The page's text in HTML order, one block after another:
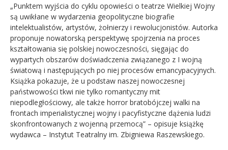
„Punktem wyjścia do cyklu opowieści o teatrze Wielkiej Wojny
są uwikłane w wydarzenia geopolityczne biografie
intelektualistów, artystów, żołnierzy i rewolucjonistów. Autorka
proponuje nowatorską perspektywę spojrzenia na proces
kształtowania się polskiej nowoczesności, sięgając do
wypartych obszarów doświadczenia związanego z I wojną
światową i następujących po niej procesów emancypacyjnych.
Książka pokazuje, że u podstaw naszej nowoczesnej
państwowości tkwi nie tylko romantyczny mit
niepodległościowy, ale także horror bratobójczej walki na
frontach imperialistycznej wojny i pacyfistyczne dążenia ludzi
skonfrontowanych z wojenną przemocą” – opisuje książkę
wydawca – Instytut Teatralny im. Zbigniewa Raszewskiego.